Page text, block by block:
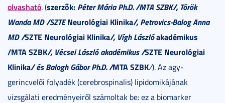
olvasható. (szerzők: Péter Mária Ph.D. /MTA SZBK/, Török
Wanda MD /SZTENeurológiai Klinika/, Petrovics-Balog Anna
MD /SZTE Neurológiai Klinika/, Vígh Lászlóakadémikus
/MTA SZBK/, Vécsei László akadémikus /SZTE Neurológiai
Klinika/ és Balogh Gábor Ph.D. /MTA SZBK/). Az agy-
gerincvelői folyadék (cerebrospinalis) lipidomikájának
vizsgálati eredményeiről számoltak be: ez a biomarker